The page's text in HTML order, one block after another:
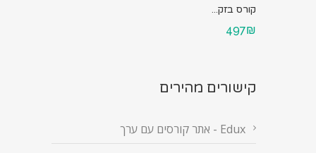
קורס בזק...
497₪
קישורים מהירים
Edux - אתר קורסים עם ערך